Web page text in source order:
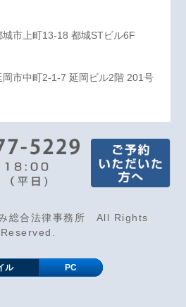
市上町13-18 都城STビル6F
市中町2-1-7 延岡ビル2階 201号
総合法律事務所 All Rights
Reserved.
ル PC